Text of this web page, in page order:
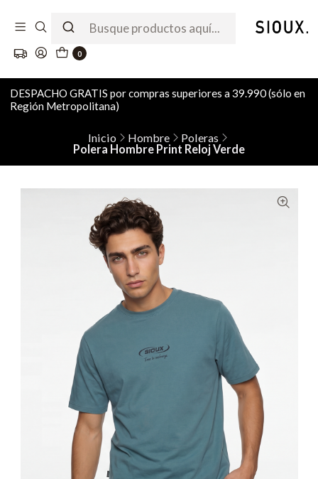
0
DESPACHO GRATIS por compras superiores a 39.990 (sólo en
Región Metropolitana)
Inicio Hombre
Poleras
Polera Hombre Print Reloj Verde